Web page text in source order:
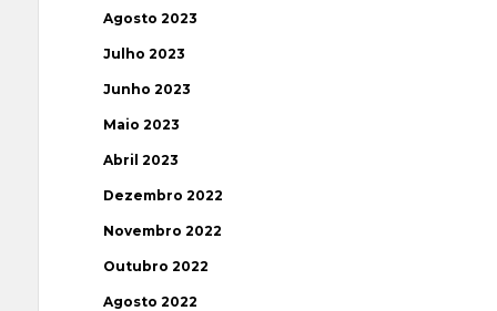
Agosto 2023
Julho 2023
Junho 2023
Maio 2023
Abril 2023
Dezembro 2022
Novembro 2022
Outubro 2022
Agosto 2022